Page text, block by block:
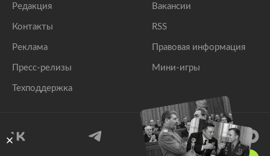
Редакция
Контакты
Реклама
Пресс-релизы
Техподдержка
Вакансии
RSS
Правовая информация
Мини-игры